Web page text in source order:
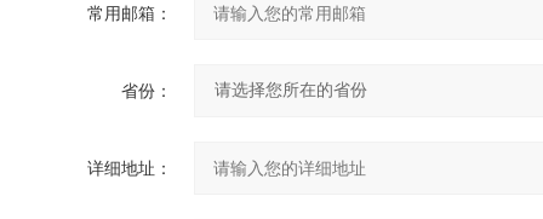
常用邮箱：
省份：
详细地址：